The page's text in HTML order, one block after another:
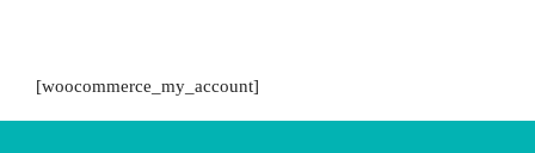
[woocommerce_my_account]